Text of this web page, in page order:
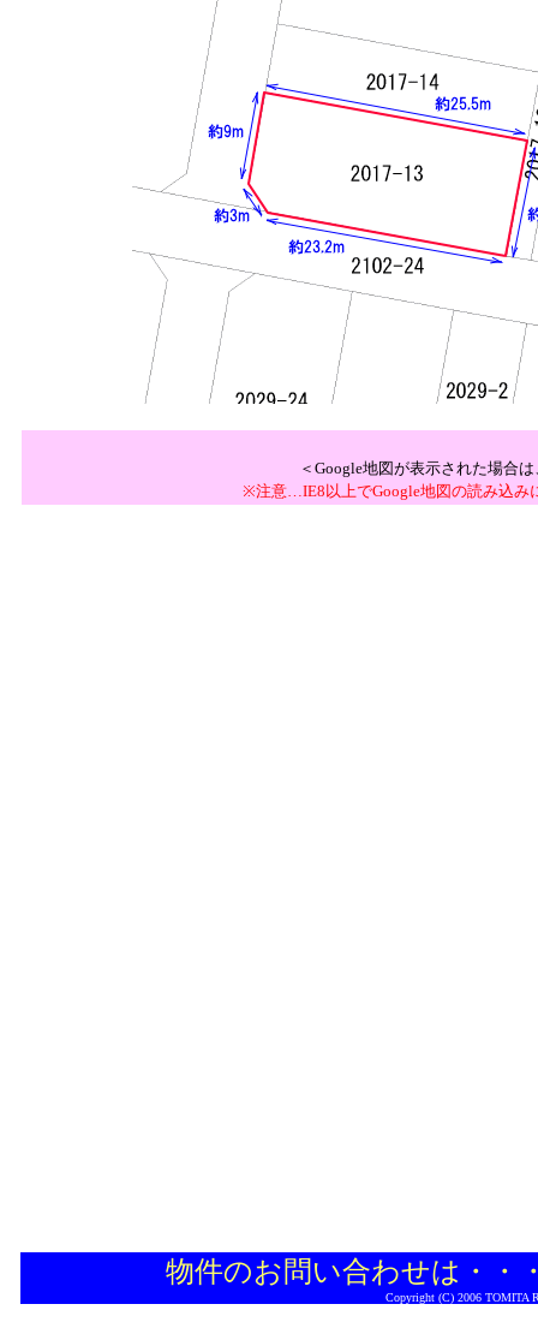
＜Google地図が表示された場合
※注意…IE8以上でGoogle地図の読み込み
物件のお問い合わせは・
Copyright (C) 2006 TOMITA